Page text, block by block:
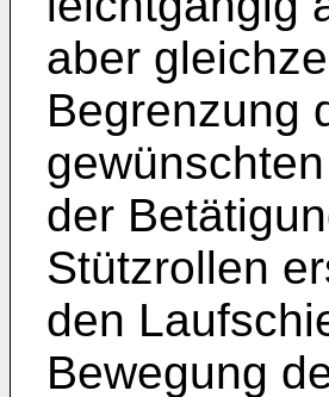
aber
Begrenzung
der
Stützrollen
den
Bewegung